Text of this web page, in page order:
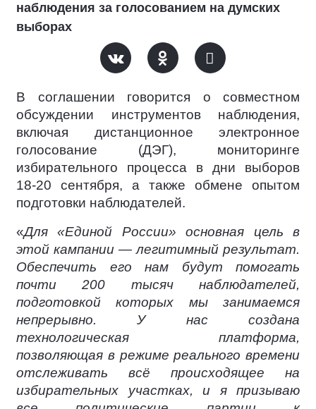
наблюдения за голосованием на думских
выборах
В соглашении говорится о совместном
обсуждении инструментов наблюдения,
включая дистанционное электронное
голосование (ДЭГ), мониторинге
избирательного процесса в дни выборов
18-20 сентября, а также обмене опытом
подготовки наблюдателей.
«Для «Единой России» основная цель в
этой кампании — легитимный результат.
Обеспечить его нам будут помогать
почти 200 тысяч наблюдателей,
подготовкой которых мы занимаемся
непрерывно. У нас создана
технологическая платформа,
позволяющая в режиме реального времени
отслеживать всё происходящее на
избирательных участках, и я призываю